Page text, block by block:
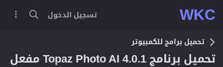
WKC تسجيل الدخول
تحميل برامج للكمبيوتر
تحميل برنامج Topaz Photo AI 4.0.1 مفعل